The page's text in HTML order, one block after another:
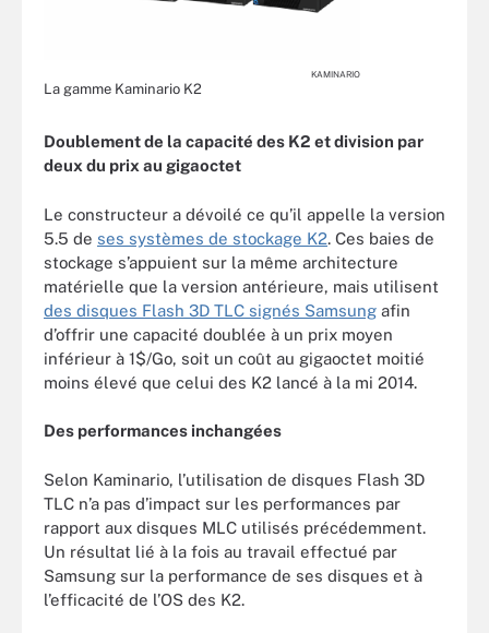
KAMINARIO
La gamme Kaminario K2
Doublement de la capacité des K2 et division par
deux du prix au gigaoctet
Le constructeur a dévoilé ce qu’il appelle la version
5.5 de ses systèmes de stockage K2. Ces baies de
stockage s’appuient sur la même architecture
matérielle que la version antérieure, mais utilisent
des disques Flash 3D TLC signés Samsung afin
d’offrir une capacité doublée à un prix moyen
inférieur à 1$/Go, soit un coût au gigaoctet moitié
moins élevé que celui des K2 lancé à la mi 2014.
Des performances inchangées
Selon Kaminario, l’utilisation de disques Flash 3D
TLC n’a pas d’impact sur les performances par
rapport aux disques MLC utilisés précédemment.
Un résultat lié à la fois au travail effectué par
Samsung sur la performance de ses disques et à
l’efficacité de l’OS des K2.